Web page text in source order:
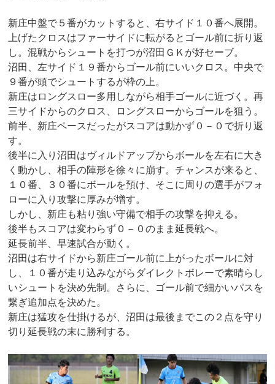
新庄中盤で５番がカットすると、右サイド１０番へ展開。
上げたクロスはファーサイドに転がるとゴール前に折り返
し。混戦からシュートを打つが沼田ＧＫが好セーブ。
沼田、左サイド１９番からゴール前にいいクロス。中央で
９番が頭でシュートするが枠の上。
新庄はロングスロー多用しながら相手ゴールに近づく。再
三サイドからのクロス、ロングスローからゴールを狙う。
前半、新庄ペースだったがスコアは動かず０－０で折り返
す。
後半に入り沼田はヴィルドアップからボールを左右に大き
く動かし、相手の陣形を徐々に崩す。チャンスが来ると、
１０番、３０番にボールを預け、そこに周りの選手がフォ
ローに入り攻撃に厚みが増す。
しかし、新庄も粘り強い守備で相手の攻撃を抑える。
後半もスコアは変わらず０－０のまま延長戦へ。
延長前半、早速試合が動く。
沼田は右サイドから新庄ゴール前に上がったボールに対
し、１０番が走り込みながらダイレクトボレーで素晴らし
いシュートを決め先制。さらに、ゴール前で細かいパスを
繋ぎ追加点を決めた。
新庄は猛攻を仕掛けるが、沼田は最後までこの２点を守り
切り延長戦の末に勝利する。